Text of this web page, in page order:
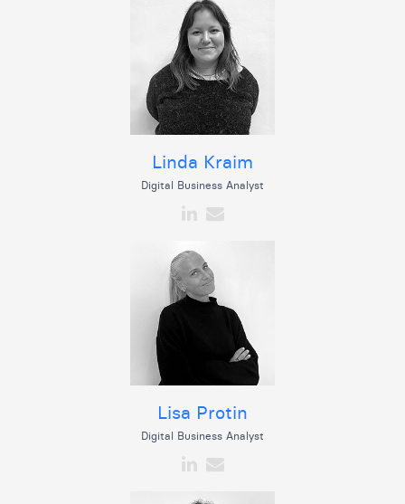
Linda Kraim
Digital Business Analyst
Lisa Protin
Digital Business Analyst